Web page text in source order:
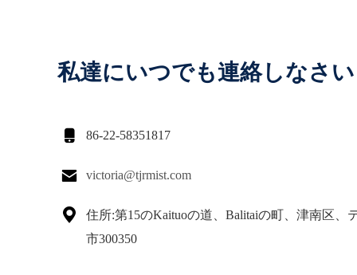
私達にいつでも連絡しなさい
 86-22-58351817
 victoria@tjrmist.com

住所:第15のKaituoの道、Balitaiの町、津南区、
市300350